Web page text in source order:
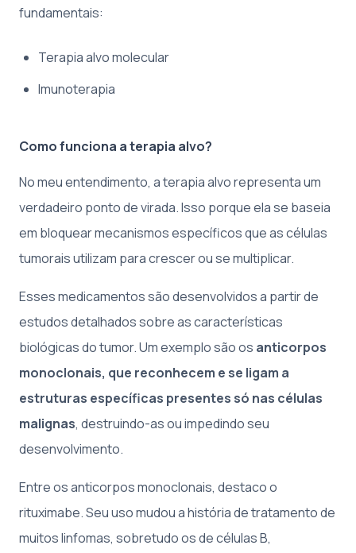
fundamentais:
Terapia alvo molecular
Imunoterapia
Como funciona a terapia alvo?
No meu entendimento, a terapia alvo representa um
verdadeiro ponto de virada. Isso porque ela se baseia
em bloquear mecanismos específicos que as células
tumorais utilizam para crescer ou se multiplicar.
Esses medicamentos são desenvolvidos a partir de
estudos detalhados sobre as características
biológicas do tumor. Um exemplo são os anticorpos
monoclonais, que reconhecem e se ligam a
estruturas específicas presentes só nas células
malignas, destruindo-as ou impedindo seu
desenvolvimento.
Entre os anticorpos monoclonais, destaco o
rituximabe. Seu uso mudou a história de tratamento de
muitos linfomas, sobretudo os de células B,